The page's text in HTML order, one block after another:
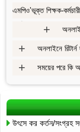
এমপিও’ভূক্ত শিক্ষক-
+ +
অনলাইনে রিটার্ন
+
সময়ের পরে কি
+
উৎসে কর কর্তন/সংগ্রহ